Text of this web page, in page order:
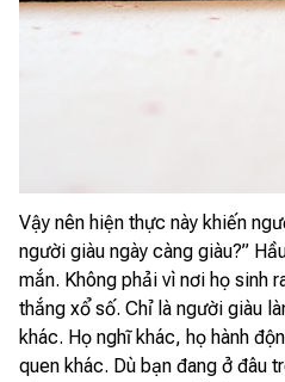
Vậy nên hiện thực này khiến
người giàu ngày càng giàu?”
mắn. Không phải vì nơi họ sinh
thắng xổ số. Chỉ là người giàu
khác. Họ nghĩ khác, họ hành
quen khác. Dù bạn đang ở đâu